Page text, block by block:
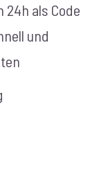
24h als Code
und